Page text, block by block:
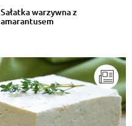
Sałatka warzywna z
amarantusem